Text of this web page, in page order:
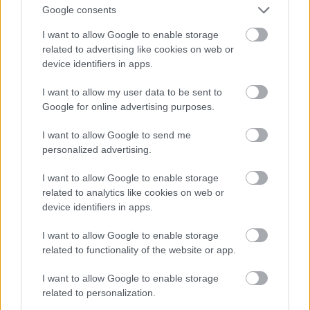
Google consents
I want to allow Google to enable storage
related to advertising like cookies on web or
device identifiers in apps.
I want to allow my user data to be sent to
Google for online advertising purposes.
I want to allow Google to send me
personalized advertising.
I want to allow Google to enable storage
related to analytics like cookies on web or
device identifiers in apps.
I want to allow Google to enable storage
related to functionality of the website or app.
I want to allow Google to enable storage
related to personalization.
nomainījušais Vaino Kapaka (1493–1525) – valsts
stabili iemantoja centralizētas impērijas iezīmes.
Tās galvgalī atradās imperators – Sapa Inka jeb
Šajā valstī regulāri notika tautas skaitīšana un bija
ieviesta decimāla skaitīšanas sistēma, ar kuras
palīdzību iekasēja nodokļus un veica pilnībā
precīzu iedzīvotāju uzskaiti. Visiem valsts
iedzīvotājiem bija noteiktas obligātas klaušas:
jāstrādā valstij piederošajos maisa un batāšu
(kartupeļu) laukos, jāapkopj valsts lamu
ganāmpulki, jāpakļaujas karadienestam un jāstrādā
pilsētu, ceļu un raktuvju ierīkošanas darbos. Vēl
bez tā pavalstniekiem bija pienākums maksāt
Atcelt Ziņot